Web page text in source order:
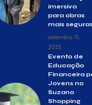
imersiva
para obras
mais
setembro 11,
2025
Evento de
Educação
Financeira
Jovens no
Suzano
Shopping